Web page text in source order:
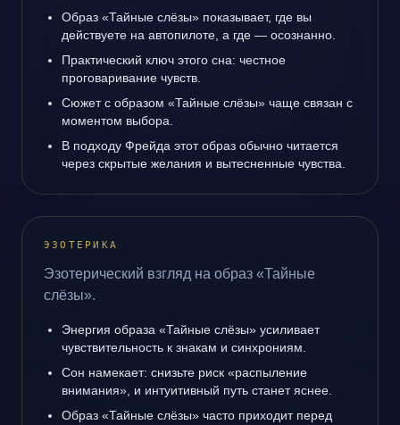
Образ «Тайные слёзы» показывает, где вы
действуете на автопилоте, а где — осознанно.
Практический ключ этого сна: честное
проговаривание чувств.
Сюжет с образом «Тайные слёзы» чаще связан с
моментом выбора.
В подходу Фрейда этот образ обычно читается
через скрытые желания и вытесненные чувства.
ЭЗОТЕРИКА
Эзотерический взгляд на образ «Тайные
слёзы».
Энергия образа «Тайные слёзы» усиливает
чувствительность к знакам и синхрониям.
Сон намекает: снизьте риск «распыление
внимания», и интуитивный путь станет яснее.
Образ «Тайные слёзы» часто приходит перед